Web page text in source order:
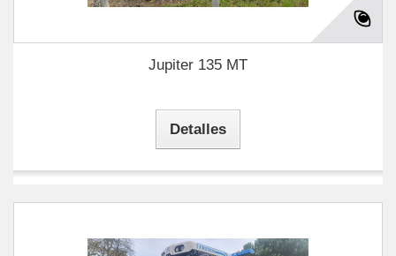
Jupiter 135 MT
Detalles